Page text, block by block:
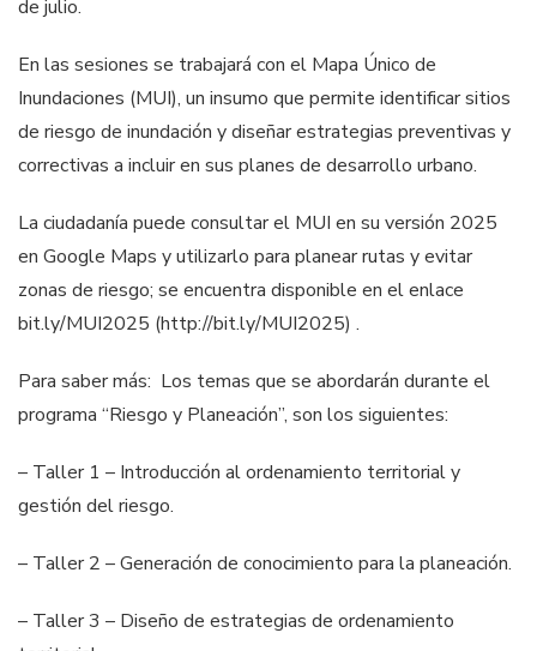
de julio.
En las sesiones se trabajará con el Mapa Único de
Inundaciones (MUI), un insumo que permite identificar sitios
de riesgo de inundación y diseñar estrategias preventivas y
correctivas a incluir en sus planes de desarrollo urbano.
La ciudadanía puede consultar el MUI en su versión 2025
en Google Maps y utilizarlo para planear rutas y evitar
zonas de riesgo; se encuentra disponible en el enlace
bit.ly/MUI2025 (http://bit.ly/MUI2025) .
Para saber más: Los temas que se abordarán durante el
programa “Riesgo y Planeación”, son los siguientes:
– Taller 1 – Introducción al ordenamiento territorial y
gestión del riesgo.
– Taller 2 – Generación de conocimiento para la planeación.
– Taller 3 – Diseño de estrategias de ordenamiento